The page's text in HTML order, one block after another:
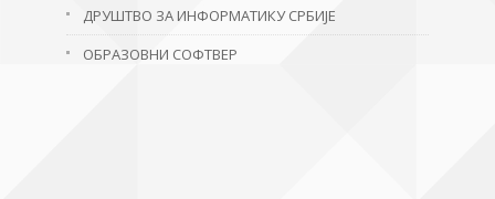
ДРУШТВО ЗА ИНФОРМАТИКУ СРБИЈЕ
ОБРАЗОВНИ СОФТВЕР